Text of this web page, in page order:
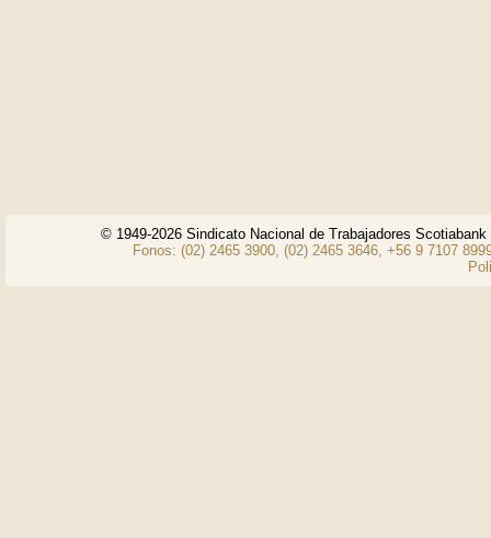
© 1949-2026 Sindicato Nacional de Trabajadores
Fonos: (02) 2465 3900, (02) 2465 3646, +56 9 7107